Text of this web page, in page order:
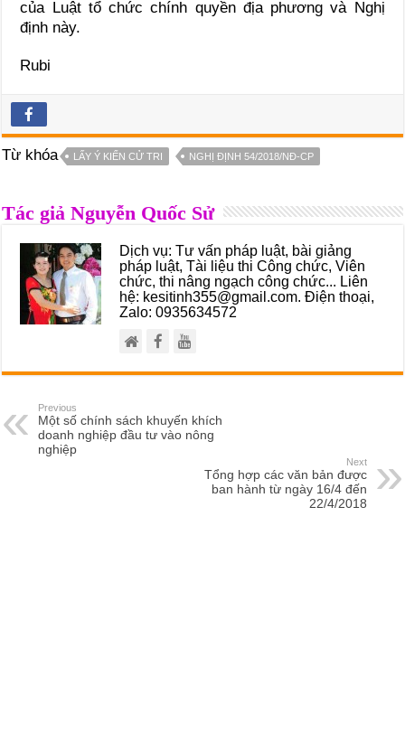
của Luật tổ chức chính quyền địa phương và Nghị
định này.
Rubi
Từ khóa LẤY Ý KIẾN CỬ TRI NGHỊ ĐỊNH 54/2018/NĐ-CP
Tác giả Nguyễn Quốc Sử
Dịch vụ: Tư vấn pháp luật, bài giảng
pháp luật, Tài liệu thi Công chức, Viên
chức, thi nâng ngạch công chức... Liên
hệ: kesitinh355@gmail.com. Điện thoại,
Zalo: 0935634572
Previous
Một số chính sách khuyến khích
doanh nghiệp đầu tư vào nông
nghiệp
Next
Tổng hợp các văn bản được
ban hành từ ngày 16/4 đến
22/4/2018